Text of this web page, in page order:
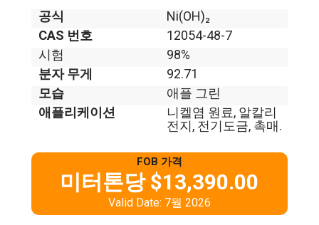
공식
Ni(OH)₂
CAS 번호
12054-48-7
시험
98%
분자 무게
92.71
모습
애플 그린
애플리케이션
니켈염 원료, 알칼리
전지, 전기도금, 촉매.
FOB 가격
미터톤당 $13,390.00
Valid Date: 7월 2026